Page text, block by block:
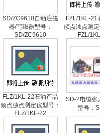
SD/ZC9610自动注磁
器/写磁器型号：
SD/ZC9610
FZL/1KL-21
倾点浊点测
FZL/
FLZ/1KL-22石油产品
倾点浊点测定仪型号：
FLZ/1KL-22
SD-2电缆张
型号：